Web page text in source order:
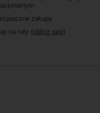
zakupy
na raty (oblicz ratę)